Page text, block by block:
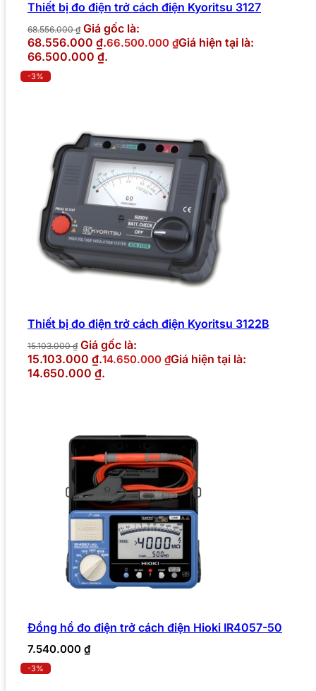
Thiết bị đo điện trở cách điện Kyoritsu 3127
68.556.000₫ Giá gốc là:
68.556.000 ₫.66.500.000 ₫Giá hiện tại là:
66.500.000 ₫.
-3%
Thiết bị đo điện trở cách điện Kyoritsu 3122B
15.103.000₫ Giá gốc là:
15.103.000 ₫.14.650.000 ₫Giá hiện tại là:
14.650.000 ₫.
Đồng hồ đo điện trở cách điện Hioki IR4057-50
7.540.000 ₫
-3%